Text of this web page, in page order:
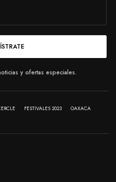
y ofertas especiales.
FESTIVALES 2023
OAXACA